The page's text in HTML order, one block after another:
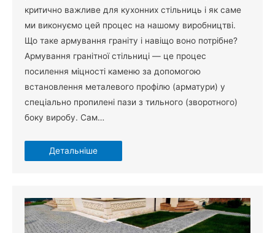
критично важливе для кухонних стільниць і як саме
ми виконуємо цей процес на нашому виробництві.
Що таке армування граніту і навіщо воно потрібне?
Армування гранітної стільниці — це процес
посилення міцності каменю за допомогою
встановлення металевого профілю (арматури) у
спеціально пропилені пази з тильного (зворотного)
боку виробу. Сам…
Детальніше